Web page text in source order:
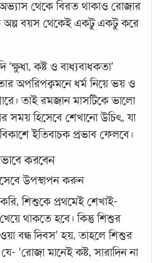
থেকে বিরত থাকাও রোজার
অল্প বয়স থেকেই একটু একটু করে
কষ্ট ও বাধ্যবাধকতা’
অপরিপক্বমনে ধর্ম নিয়ে ভয় ও
তাই রমজান মাসটিকে ভালো
সময় হিসেবে শেখানো উচিৎ, যা
ইতিবাচক প্রভাব ফেলবে।
করবেন
উপস্থাপন করুন
শিশুকে প্রথমেই শেখাই-
থাকতে হবে। কিন্তু শিশুর
বন্ধ দিবস’ হয়, তাহলে শিশুর
‘রোজা মানেই কষ্ট, সারাদিন না